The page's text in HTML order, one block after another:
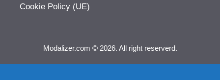
Cookie Policy (UE)
Modalizer.com © 2026. All right reserverd.